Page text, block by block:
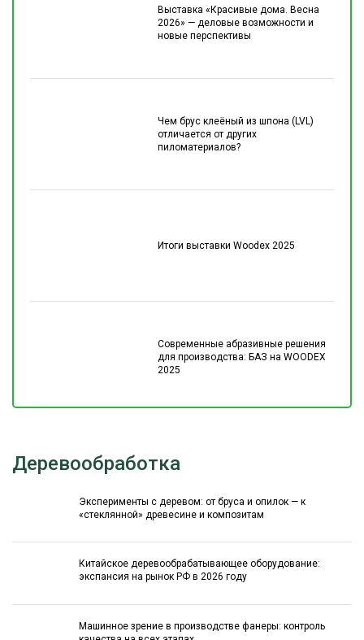
Выставка «Красивые дома. Весна
2026» — деловые возможности и
новые перспективы
Чем брус клеёный из шпона (LVL)
отличается от других
пиломатериалов?
Итоги выставки Woodex 2025
Современные абразивные решения
для производства: БАЗ на WOODEX
2025
Деревообработка
Эксперименты с деревом: от бруса и опилок — к
«стеклянной» древесине и композитам
Китайское деревообрабатывающее оборудование:
экспансия на рынок РФ в 2026 году
Машинное зрение в производстве фанеры: контроль